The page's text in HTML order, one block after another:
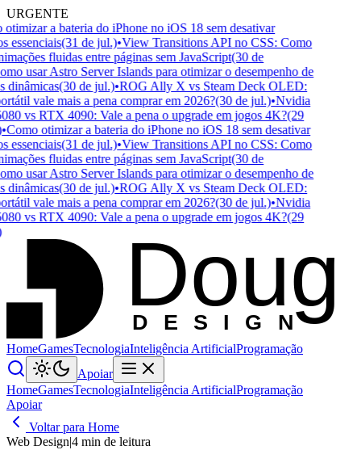
URGENTE
a bateria do iPhone no iOS 18 sem desativar
essenciais(31 de jul.)•View Transitions API no CSS: Como
fluidas entre páginas sem JavaScript(30 de
usar Astro Server Islands para otimizar o desempenho de
dinâmicas(30 de jul.)•ROG Ally X vs Steam Deck OLED:
vale mais a pena comprar em 2026?(30 de jul.)•Nvidia
vs RTX 4090: Vale a pena o upgrade em jogos 4K?(29
Como otimizar a bateria do iPhone no iOS 18 sem desativar
essenciais(31 de jul.)•View Transitions API no CSS: Como
fluidas entre páginas sem JavaScript(30 de
usar Astro Server Islands para otimizar o desempenho de
dinâmicas(30 de jul.)•ROG Ally X vs Steam Deck OLED:
vale mais a pena comprar em 2026?(30 de jul.)•Nvidia
vs RTX 4090: Vale a pena o upgrade em jogos 4K?(29
D ESIGN
Doug
HomeGamesTecnologiaInteligência ArtificialProgramação
Apoiar
HomeGamesTecnologiaInteligência ArtificialProgramação
Apoiar
Voltar para Home
Web Design|4 min de leitura